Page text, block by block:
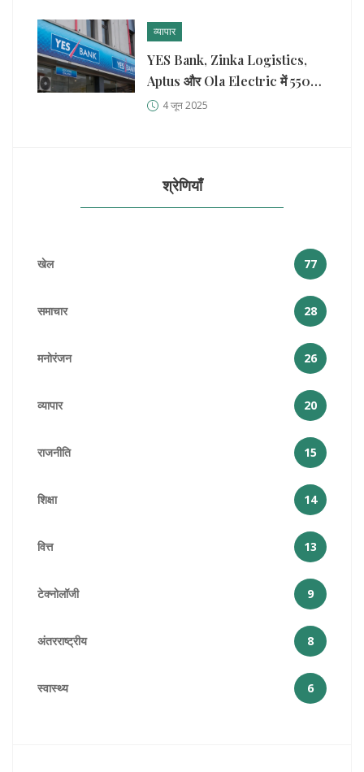
व्यापार
YES Bank, Zinka Logistics,
Aptus और Ola Electric में 5500
करोड़ रुपये के ब्लॉक डील्स से बाजार में
4 जून 2025
श्रेणियाँ
खेल 77
समाचार 28
मनोरंजन 26
व्यापार 20
राजनीति 15
शिक्षा 14
वित्त 13
टेक्नोलॉजी 9
अंतरराष्ट्रीय 8
स्वास्थ्य 6